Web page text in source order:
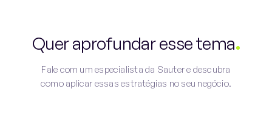
Quer aprofundar esse tema
Fale com um especialista da Sauter e descubra
como aplicar essas estratégias no seu negócio.